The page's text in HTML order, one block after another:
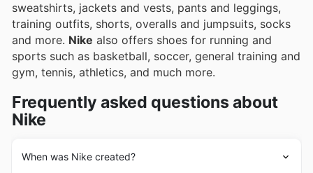
sweatshirts, jackets and vests, pants and leggings,
training outfits, shorts, overalls and jumpsuits, socks
and more. Nike also offers shoes for running and
sports such as basketball, soccer, general training and
gym, tennis, athletics, and much more.
Frequently asked questions about
Nike
When was Nike created?